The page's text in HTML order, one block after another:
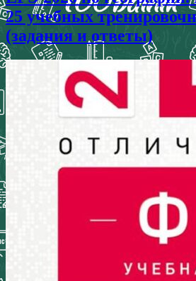
25 учебных
(задания и ответы)